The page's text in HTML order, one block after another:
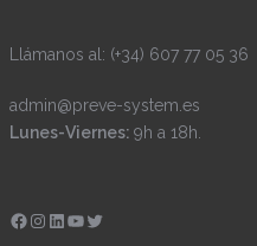
Llámanos al: (+34) 607 77 05 36
admin@preve-system.es
Lunes-Viernes:9h a 18h.
Facebook Instagram LinkedIn YouTube Twitter